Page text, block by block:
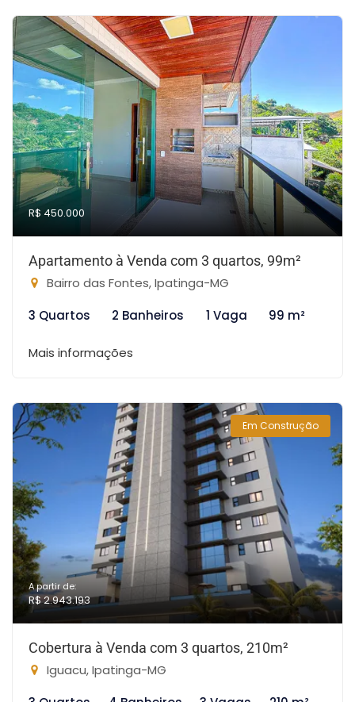
R$ 450.000
Apartamento à Venda com 3 quartos, 99m²
Bairro das Fontes, Ipatinga-MG
3 Quartos
2 Banheiros 1 Vaga 99 m²
Mais informações
Em Construção
A partir de:
R$ 2.943.193
Cobertura à Venda com 3 quartos, 210m²
Iguacu, Ipatinga-MG